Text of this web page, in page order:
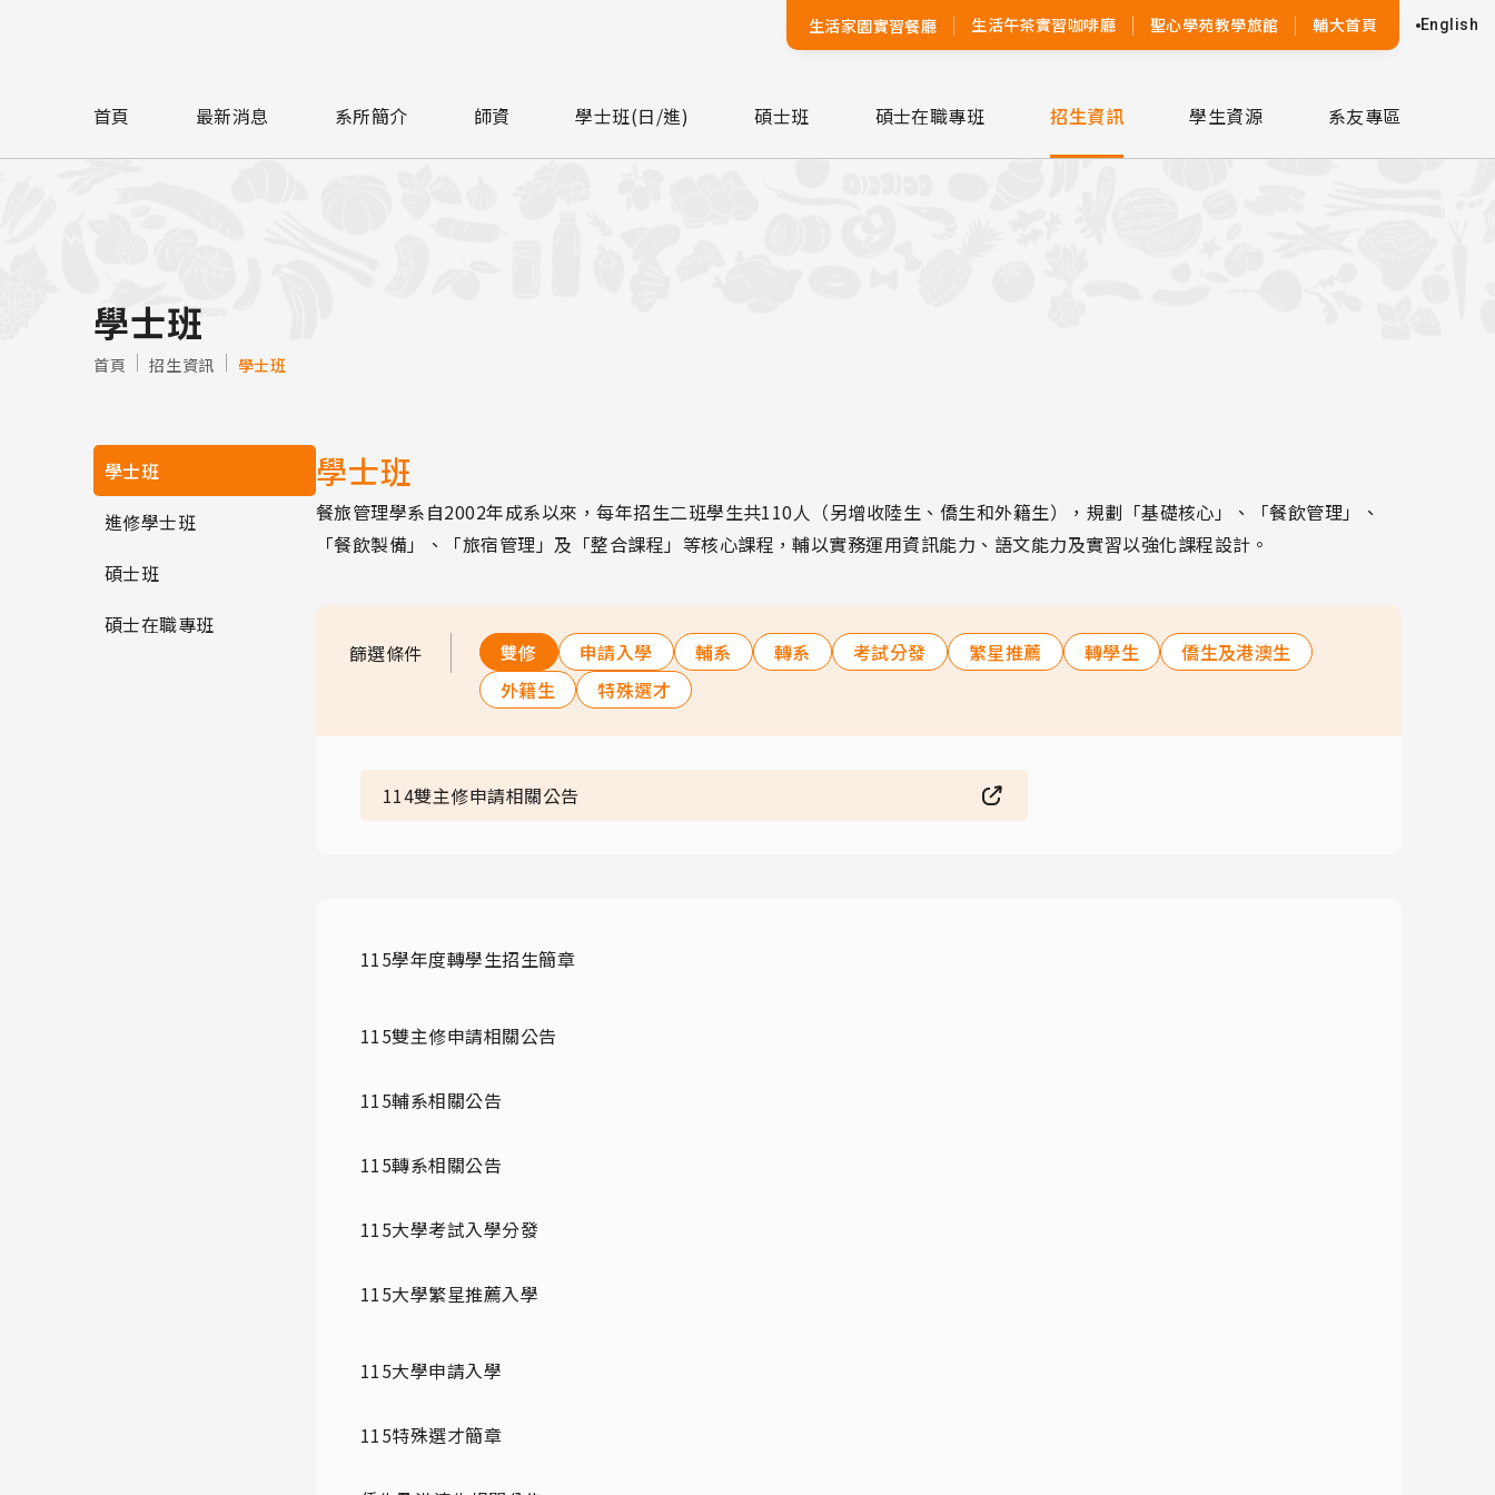
生活家園實習餐廳 生活午茶實習咖啡廳 聖心學苑教學旅館 輔大首頁 English
首頁 最新消息 系所簡介 師資 學士班(日/進) 碩士班 碩士在職專班 招生資訊 學生資源 系友專區
學士班
首頁 招生資訊 學士班
學士班
進修學士班
碩士班
碩士在職專班
學士班
餐旅管理學系自2002年成系以來，每年招生二班學生共110人（另增收陸生、僑生和外籍生），規劃「基礎核心」、「餐飲管理」、
「餐飲製備」、「旅宿管理」及「整合課程」等核心課程，輔以實務運用資訊能力、語文能力及實習以強化課程設計。
篩選條件 雙修 申請入學 輔系 轉系 考試分發 繁星推薦 轉學生
僑生及港澳生
外籍生
特殊選才
114雙主修申請相關公告
115學年度轉學生招生簡章
115雙主修申請相關公告
115輔系相關公告
115轉系相關公告
115大學考試入學分發
115大學繁星推薦入學
115大學申請入學
115特殊選才簡章